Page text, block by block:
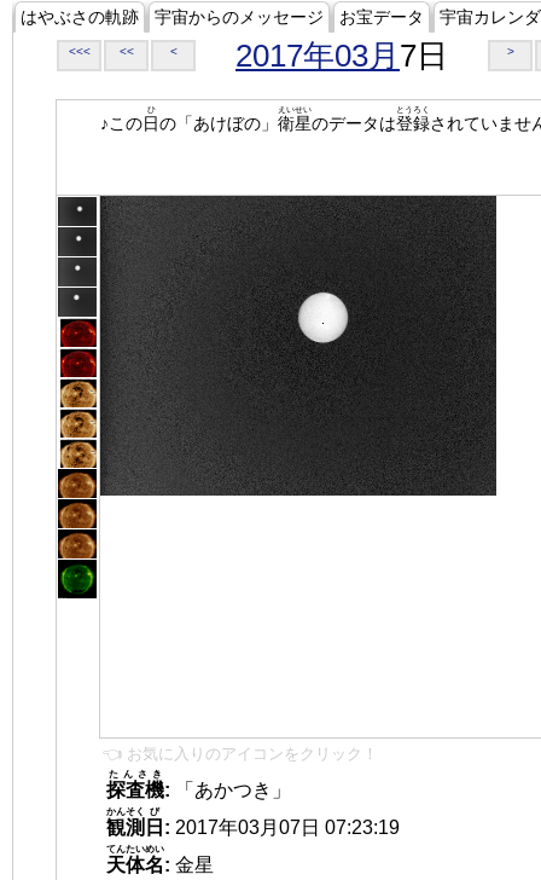
はやぶさの軌跡 宇宙からのメッセージ お宝データ 宇宙カレン
<<< << < 2017年03月 7日 >
♪この日
ひ
の「あけぼの」 衛星
えいせい
のデータは登録
とうろく
されていませ
👈 お気に入りのアイコンをクリック！
探査機
たんさき
:
「あかつき」
観測
かんそく
日
び
: 2017年03月07日 07:23:19
天体名
てんたいめい
: 金星